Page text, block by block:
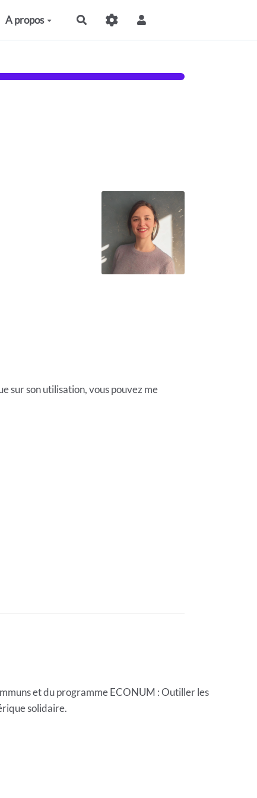
A propos Rechercher
sur son utilisation, vous pouvez me
et du programme ECONUM : Outiller les
solidaire.